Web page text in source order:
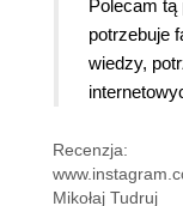
Polecam
potrzebuje
wiedzy,
Recenzja:
Mikołaj Tudruj